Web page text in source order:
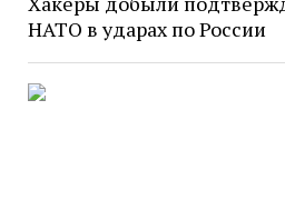
НАТО в ударах по России